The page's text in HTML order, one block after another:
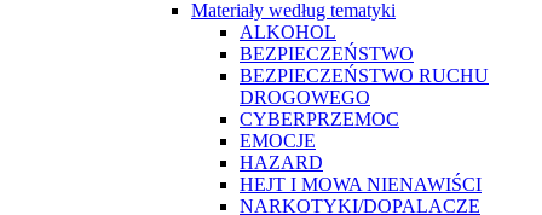
Materiały według tematyki
ALKOHOL
BEZPIECZEŃSTWO
BEZPIECZEŃSTWO RUCHU
DROGOWEGO
CYBERPRZEMOC
EMOCJE
HAZARD
HEJT I MOWA NIENAWIŚCI
NARKOTYKI/DOPALACZE